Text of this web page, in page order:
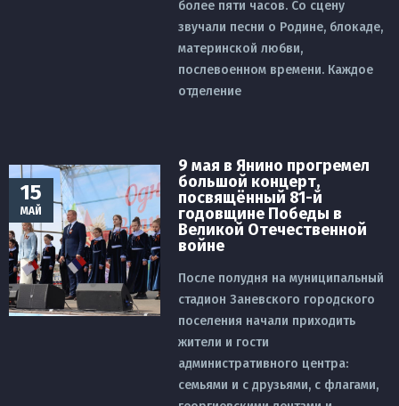
более пяти часов. Со сцену
звучали песни о Родине, блокаде,
материнской любви,
послевоенном времени. Каждое
отделение
15
МАЙ
9 мая в Янино прогремел
большой концерт,
посвящённый 81-й
годовщине Победы в
Великой Отечественной
войне
После полудня на муниципальный
стадион Заневского городского
поселения начали приходить
жители и гости
административного центра:
семьями и с друзьями, с флагами,